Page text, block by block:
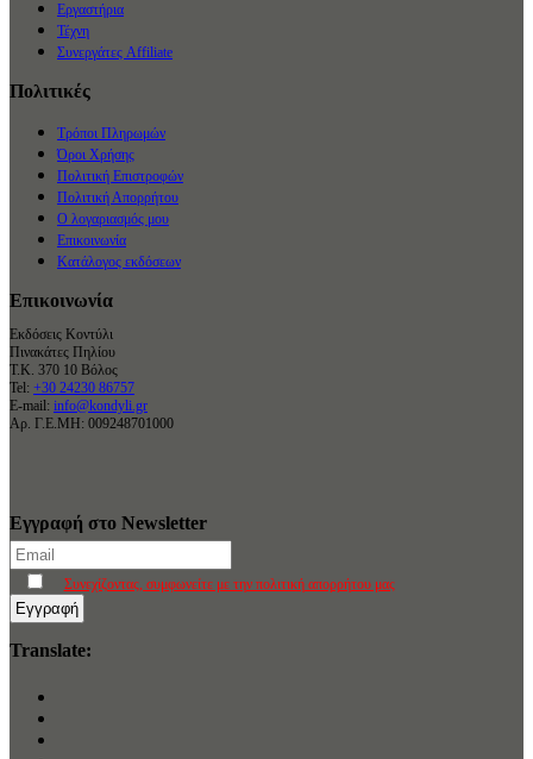
Εργαστήρια
Τέχνη
Συνεργάτες Affiliate
Πολιτικές
Τρόποι Πληρωμών
Όροι Χρήσης
Πολιτική Επιστροφών
Πολιτική Απορρήτου
Ο λογαριασμός μου
Επικοινωνία
Κατάλογος εκδόσεων
Επικοινωνία
Εκδόσεις Κοντύλι
Πινακάτες Πηλίου
Τ.Κ. 370 10 Βόλος
Tel: +30 24230 86757
E-mail: info@kondyli.gr
Αρ. Γ.Ε.ΜΗ: 009248701000
Εγγραφή στο Newsletter
Συνεχίζοντας, συμφωνείτε με την πολιτική απορρήτου μας
Translate: